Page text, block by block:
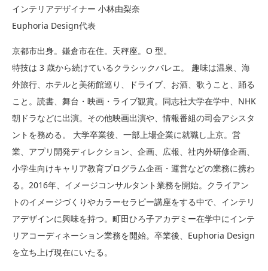
インテリアデザイナー 小林由梨奈
Euphoria Design代表
京都市出身。鎌倉市在住。天秤座。O 型。
特技は 3 歳から続けているクラシックバレエ。 趣味は温泉、海
外旅行、ホテルと美術館巡り、ドライブ、お酒、歌うこと、踊る
こと。読書、舞台・映画・ライブ観賞。同志社大学在学中、NHK
朝ドラなどに出演。その他映画出演や、情報番組の司会アシスタ
ントを務める。 大学卒業後、一部上場企業に就職し上京。営
業、アプリ開発ディレクション、企画、広報、社内外研修企画、
小学生向けキャリア教育プログラム企画・運営などの業務に携わ
る。2016年、イメージコンサルタント業務を開始。クライアン
トのイメージづくりやカラーセラピー講座をする中で、インテリ
アデザインに興味を持つ。町田ひろ子アカデミー在学中にインテ
リアコーディネーション業務を開始。卒業後、Euphoria Design
を立ち上げ現在にいたる。